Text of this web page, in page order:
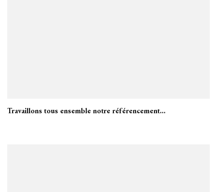
Travaillons tous ensemble notre référencement…